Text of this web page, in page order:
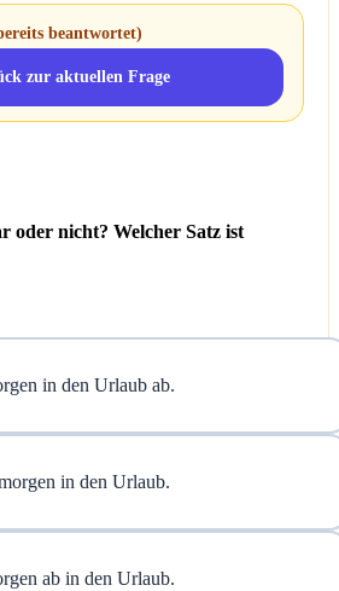
beantwortet)
zur aktuellen Frage
oder nicht? Welcher Satz ist
in den Urlaub ab.
in den Urlaub.
ab in den Urlaub.